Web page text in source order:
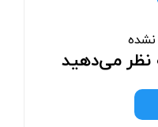
نظر می‌دهید